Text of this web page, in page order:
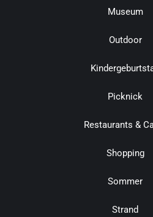
Museum
Outdoor
Picknick
Restaurants &
Shopping
Sommer
Strand